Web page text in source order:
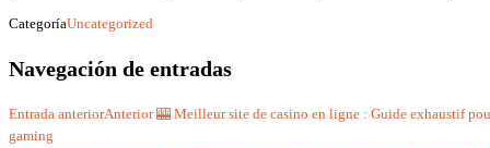
CategoríaUncategorized
Navegación de entradas
Entrada anteriorAnterior 🎰 Meilleur site de casino en ligne : Guide exhaustif
gaming